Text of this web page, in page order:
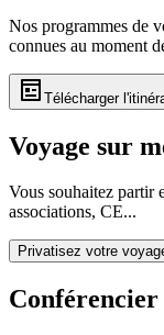
Nos programmes de
connues au moment
Télécharger
Voyage sur
Vous souhaitez partir
associations, CE...
Privatisez votre
Conférencier